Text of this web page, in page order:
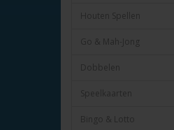
Houten Spellen
Go & Mah-Jong
Dobbelen
Speelkaarten
Bingo & Lotto